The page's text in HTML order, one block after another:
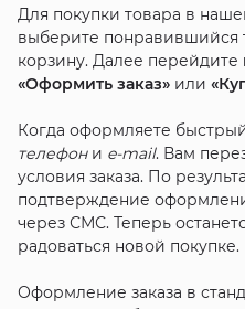
Для покупки товара в
выберите понравившийся
корзину. Далее перейдите
«Оформить заказ»или
Когда оформляете
телефони e-mail. Вам
условия заказа. По
подтверждение
через СМС. Теперь
радоваться новой покупке.
Оформление заказа в